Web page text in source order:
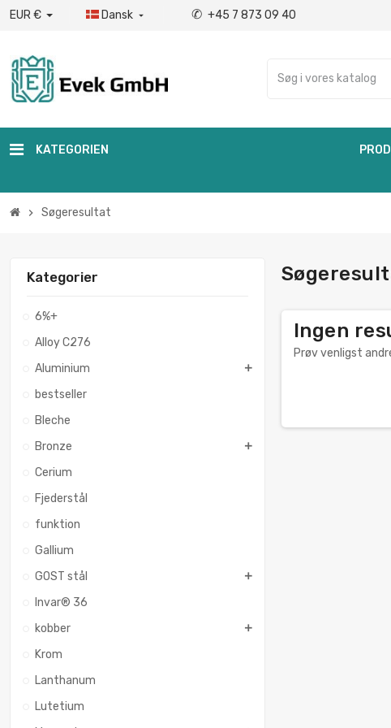
EUR € Dansk  ✆ +45 7 873 09 40
KATEGORIEN
chevron_right Søgeresultat
Kategorier
6%+
Alloy C276
Aluminium
bestseller
Bleche
Bronze
Cerium
Fjederstål
funktion
Gallium
GOST stål
Invar® 36
kobber
Krom
Lanthanum
Lutetium
Ingen
Prøv venligst